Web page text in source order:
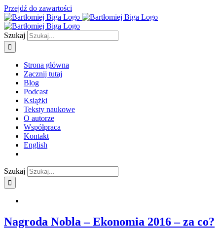
Przejdź do zawartości
Szukaj
Strona główna
Zacznij tutaj
Blog
Podcast
Książki
Teksty naukowe
O autorze
Współpraca
Kontakt
English
Szukaj
Nagroda Nobla – Ekonomia 2016 – za co?